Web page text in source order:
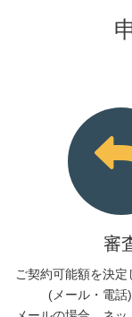
審
ご契約可能額を決
(メール・電話